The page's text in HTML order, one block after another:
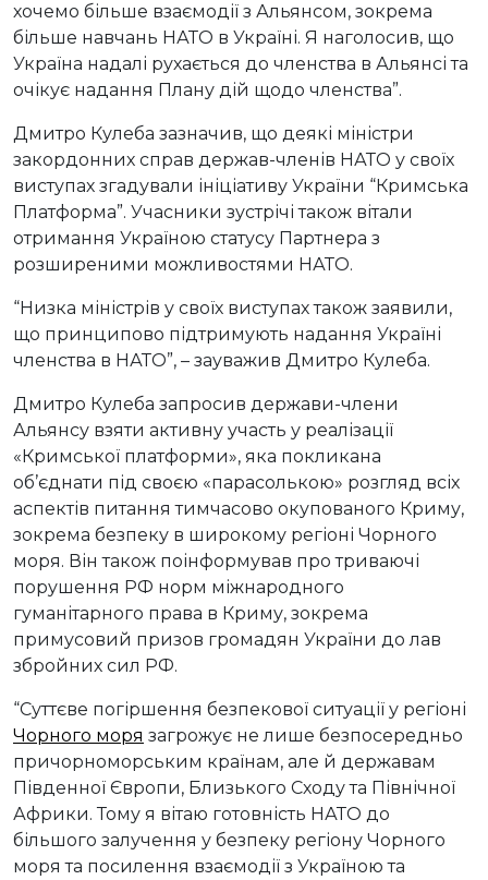
хочемо більше взаємодії з Альянсом, зокрема
більше навчань НАТО в Україні. Я наголосив, що
Україна надалі рухається до членства в Альянсі та
очікує надання Плану дій щодо членства”.
Дмитро Кулеба зазначив, що деякі міністри
закордонних справ держав-членів НАТО у своїх
виступах згадували ініціативу України “Кримська
Платформа”. Учасники зустрічі також вітали
отримання Україною статусу Партнера з
розширеними можливостями НАТО.
“Низка міністрів у своїх виступах також заявили,
що принципово підтримують надання Україні
членства в НАТО”, – зауважив Дмитро Кулеба.
Дмитро Кулеба запросив держави-члени
Альянсу взяти активну участь у реалізації
«Кримської платформи», яка покликана
об’єднати під своєю «парасолькою» розгляд всіх
аспектів питання тимчасово окупованого Криму,
зокрема безпеку в широкому регіоні Чорного
моря. Він також поінформував про триваючі
порушення РФ норм міжнародного
гуманітарного права в Криму, зокрема
примусовий призов громадян України до лав
збройних сил РФ.
“Суттєве погіршення безпекової ситуації у регіоні
Чорного моря загрожує не лише безпосередньо
причорноморським країнам, але й державам
Південної Європи, Близького Сходу та Північної
Африки. Тому я вітаю готовність НАТО до
більшого залучення у безпеку регіону Чорного
моря та посилення взаємодії з Україною та